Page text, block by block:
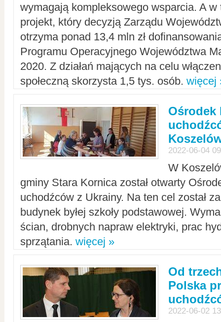
wymagają kompleksowego wsparcia. A w
projekt, który decyzją Zarządu
otrzyma ponad 13,4 mln zł
Programu Operacyjnego Województwa
2020. Z działań mających na celu
społeczną skorzysta 1,5 tys. osób. więcej
Ośrodek
2022-06-04
W
gminy Stara Kornica został otwarty
uchodźców z Ukrainy. Na ten cel został
budynek byłej szkoły podstawowej.
ścian, drobnych napraw elektryki, prac
sprzątania. więcej »
Od
Polska
2022-06-02